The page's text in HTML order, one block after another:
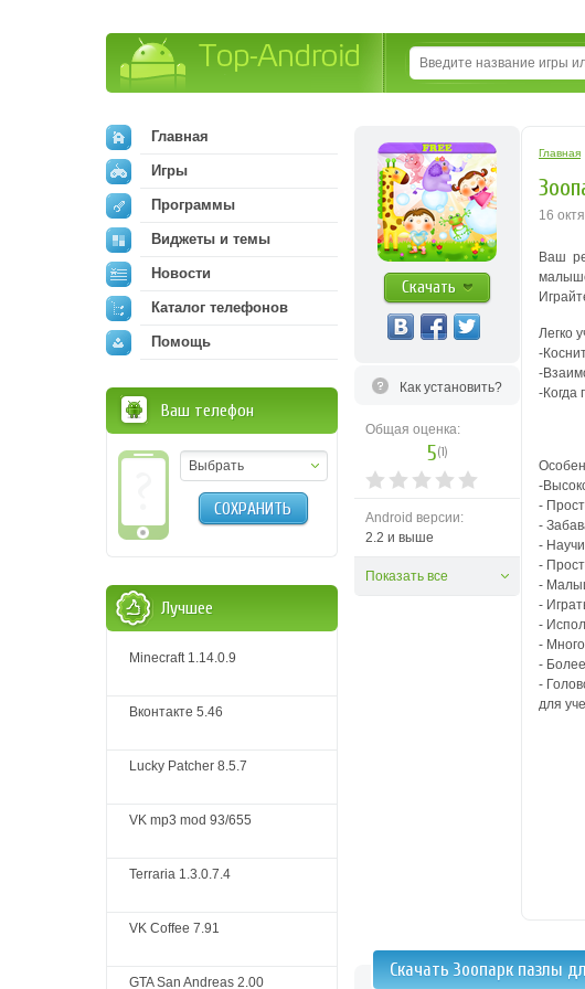
Скачать
Как установить?
Общая оценка:
5(1)
Android версии:
2.2 и выше
Показать все
Главная
16
Ваш
Легко
-
-
-Когда
-
-
-
-
-
-
-
-
-
-
-
для
Скачать Зоопарк пазлы
Главная
Игры
Программы
Виджеты и темы
Новости
Каталог телефонов
Помощь
Ваш телефон
Выбрать
СОХРАНИТЬ
Лучшее
Minecraft 1.14.0.9
Вконтакте 5.46
Lucky Patcher 8.5.7
VK mp3 mod 93/655
Terraria 1.3.0.7.4
VK Coffee 7.91
GTA San Andreas 2.00